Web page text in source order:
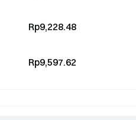
Rp9,228.48
Rp9,597.62